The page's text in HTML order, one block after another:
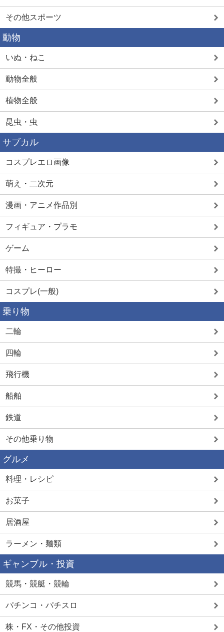
その他スポーツ
動物
いぬ・ねこ
動物全般
植物全般
昆虫・虫
サブカル
コスプレエロ画像
萌え・二次元
漫画・アニメ作品別
フィギュア・プラモ
ゲーム
特撮・ヒーロー
コスプレ(一般)
乗り物
二輪
四輪
飛行機
船舶
鉄道
その他乗り物
グルメ
料理・レシピ
お菓子
居酒屋
ラーメン・麺類
ギャンブル・投資
競馬・競艇・競輪
パチンコ・パチスロ
株・FX・その他投資